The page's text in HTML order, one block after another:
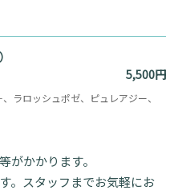
5,500円
ラロッシュポゼ、ピュレアジー、
がかかります。
。スタッフまでお気軽にお